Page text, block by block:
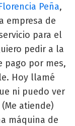
Peña,
empresa de
para el
pedir a la
pago por mes,
Hoy llamé
ni puedo ver
atiende)
máquina de